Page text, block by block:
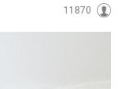
11870